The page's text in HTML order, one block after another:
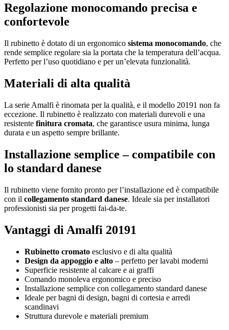
Regolazione monocomando precisa e
confortevole
Il rubinetto è dotato di un ergonomico sistema monocomando, che
rende semplice regolare sia la portata che la temperatura dell’acqua.
Perfetto per l’uso quotidiano e per un’elevata funzionalità.
Materiali di alta qualità
La serie Amalfi è rinomata per la qualità, e il modello 20191 non fa
eccezione. Il rubinetto è realizzato con materiali durevoli e una
resistente finitura cromata, che garantisce usura minima, lunga
durata e un aspetto sempre brillante.
Installazione semplice – compatibile con
lo standard danese
Il rubinetto viene fornito pronto per l’installazione ed è compatibile
con il collegamento standard danese. Ideale sia per installatori
professionisti sia per progetti fai‑da‑te.
Vantaggi di Amalfi 20191
Rubinetto cromato esclusivo e di alta qualità
Design da appoggio e alto – perfetto per lavabi moderni
Superficie resistente al calcare e ai graffi
Comando monoleva ergonomico e preciso
Installazione semplice con collegamento standard danese
Ideale per bagni di design, bagni di cortesia e arredi
scandinavi
Struttura durevole e materiali premium